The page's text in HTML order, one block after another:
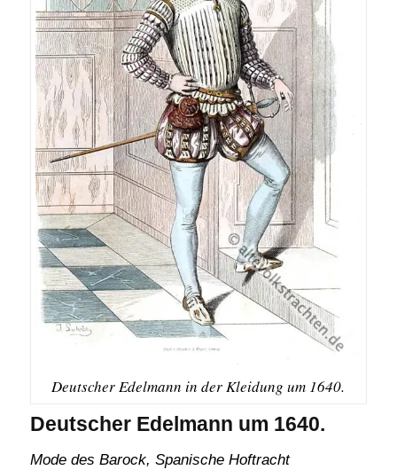
Deutscher Edelmann in der Kleidung um 1640.
Deutscher Edelmann um 1640.
Mode des Barock, Spanische Hoftracht